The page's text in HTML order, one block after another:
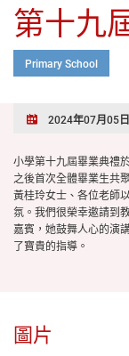
第十九
Primary School
2024年07月05日
小學第十九屆畢業典禮
之後首次全體畢業生共
黃桂玲女士、各位老師
氛。我們很榮幸邀請到
嘉賓，她鼓舞人心的演
了寶貴的指導。
圖片